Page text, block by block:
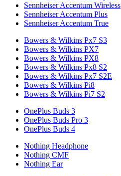
Sennheiser Accentum Wireless
Sennheiser Accentum Plus
Sennheiser Accentum True
Bowers & Wilkins Px7 S3
Bowers & Wilkins PX7
Bowers & Wilkins PX8
Bowers & Wilkins Px8 S2
Bowers & Wilkins Px7 S2E
Bowers & Wilkins Pi8
Bowers & Wilkins Pi7 S2
OnePlus Buds 3
OnePlus Buds Pro 3
OnePlus Buds 4
Nothing Headphone
Nothing CMF
Nothing Ear